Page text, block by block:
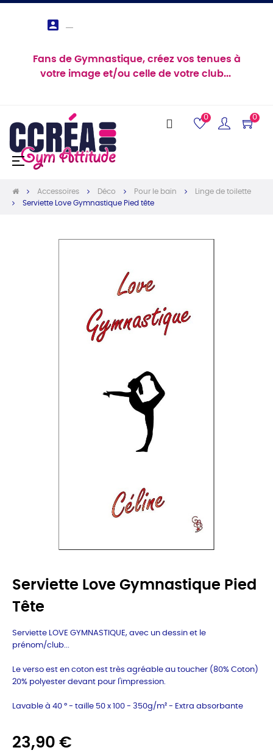

Fans de Gymnastique, créez vos tenues à
votre image et/ou celle de votre club...
0 0
Basculer
☰
Accessoires Déco Pour le bain
Linge de toilette
Serviette Love Gymnastique Pied tête
Serviette Love Gymnastique Pied
Tête
Serviette LOVE GYMNASTIQUE, avec un dessin et le
prénom/club...
Le verso est en coton est très agréable au toucher (80% Coton)
20% polyester devant pour l'impression.
Lavable à 40 ° - taille 50 x 100 - 350g/m² - Extra absorbante
23,90 €